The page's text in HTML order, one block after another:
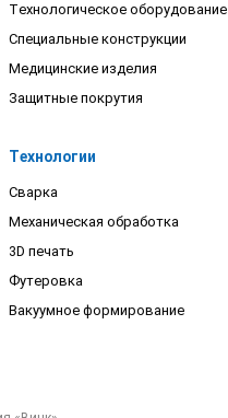
Технологическое оборудование
Специальные конструкции
Медицинские изделия
Защитные покрутия
Технологии
Сварка
Механическая обработка
3D печать
Футеровка
Вакуумное формирование